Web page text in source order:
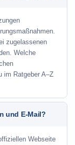
zugelassenen
Welche
im Ratgeber A–Z
und E-Mail?
Webseite